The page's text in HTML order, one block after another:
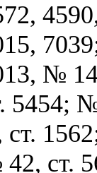
№
5454;
ст.